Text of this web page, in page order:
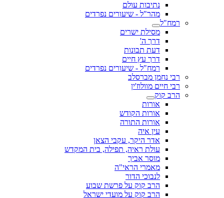
נתיבות עולם
מהר"ל - שיעורים נפרדים
רמח"ל
מסילת ישרים
דרך ה'
דעת תבונות
דרך עץ חיים
רמח"ל - שיעורים נפרדים
רבי נחמן מברסלב
רבי חיים מוולוז'ין
הרב קוק
אורות
אורות הקודש
אורות התורה
עין איה
אדר היקר, עקבי הצאן
עולת ראיה, תפילה, בית המקדש
מוסר אביך
מאמרי הראי"ה
לנבוכי הדור
הרב קוק על פרשת שבוע
הרב קוק על מועדי ישראל